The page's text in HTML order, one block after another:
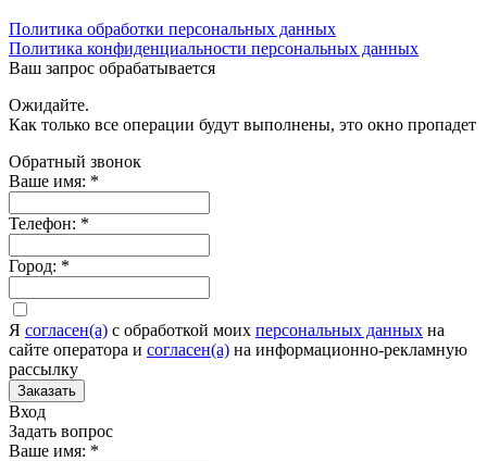
Политика обработки персональных данных
Политика конфиденциальности персональных данных
Ваш запрос обрабатывается
Ожидайте.
Как только все операции будут выполнены, это окно пропадет
Обратный звонок
Ваше имя: *
Телефон: *
Город: *
Я согласен(а) c обработкой моих персональных данных на
сайте оператора и согласен(а) на информационно-рекламную
рассылку
Заказать
Вход
Задать вопрос
Ваше имя: *